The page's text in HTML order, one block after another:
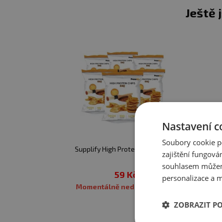
Ještě
Supplify High Protein Chips 50g
59 Kč
Momentálně nedostupné
Nastavení
Soubory cookie
zajištění
souhlasem
personalizace a
ZOBRAZIT